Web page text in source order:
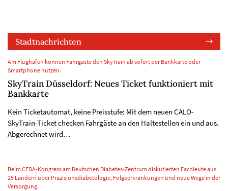
Stadtnachrichten
Am Flughafen können Fahrgäste den SkyTrain ab sofort per Bankkarte oder
Smartphone nutzen.
SkyTrain Düsseldorf: Neues Ticket funktioniert mit
Bankkarte
Kein Ticketautomat, keine Preisstufe: Mit dem neuen CALO-
SkyTrain-Ticket checken Fahrgäste an den Haltestellen ein und aus.
Abgerechnet wird…
Beim CEDA-Kongress am Deutschen Diabetes-Zentrum diskutierten Fachleute aus
25 Ländern über Präzisionsdiabetologie, Folgeerkrankungen und neue Wege in der
Versorgung.